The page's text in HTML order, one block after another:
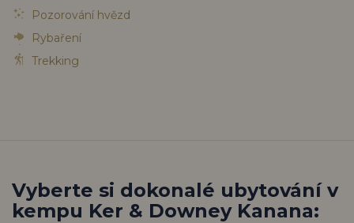
Pozorování hvězd
Rybaření
Trekking
Vyberte si dokonalé ubytování v
kempu Ker & Downey Kanana: